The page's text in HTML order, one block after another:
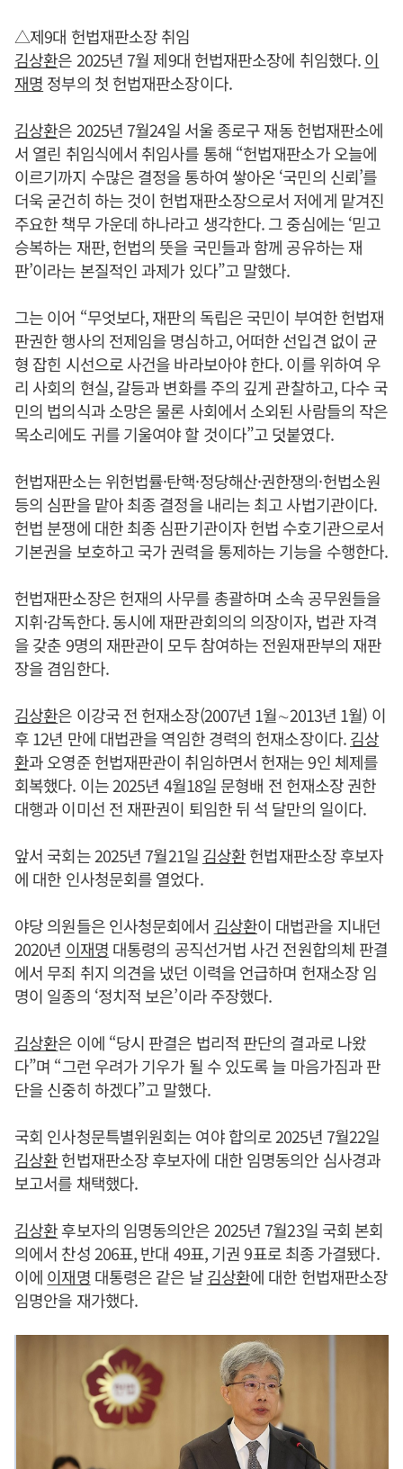
△제9대 헌법재판소장 취임
김상환은 2025년 7월 제9대 헌법재판소장에 취임했다.이
재명 정부의 첫 헌법재판소장이다.
김상환은 2025년 7월24일 서울 종로구 재동 헌법재판소에
서 열린 취임식에서 취임사를 통해 “헌법재판소가 오늘에
이르기까지 수많은 결정을 통하여 쌓아온 ‘국민의 신뢰’를
더욱 굳건히 하는 것이 헌법재판소장으로서 저에게 맡겨진
주요한 책무 가운데 하나라고 생각한다. 그 중심에는 ‘믿고
승복하는 재판, 헌법의 뜻을 국민들과 함께 공유하는 재
판’이라는 본질적인 과제가 있다”고 말했다.
그는 이어 “무엇보다, 재판의 독립은 국민이 부여한 헌법재
판권한 행사의 전제임을 명심하고, 어떠한 선입견 없이 균
형 잡힌 시선으로 사건을 바라보아야 한다. 이를 위하여 우
리 사회의 현실, 갈등과 변화를 주의 깊게 관찰하고, 다수 국
민의 법의식과 소망은 물론 사회에서 소외된 사람들의 작은
목소리에도 귀를 기울여야 할 것이다”고 덧붙였다.
헌법재판소는 위헌법률·탄핵·정당해산·권한쟁의·헌법소원
등의 심판을 맡아 최종 결정을 내리는 최고 사법기관이다.
헌법 분쟁에 대한 최종 심판기관이자 헌법 수호기관으로서
기본권을 보호하고 국가 권력을 통제하는 기능을 수행한다.
헌법재판소장은 헌재의 사무를 총괄하며 소속 공무원들을
지휘·감독한다. 동시에 재판관회의의 의장이자, 법관 자격
을 갖춘 9명의 재판관이 모두 참여하는 전원재판부의 재판
장을 겸임한다.
김상환은 이강국 전 헌재소장(2007년 1월∼2013년 1월) 이
후 12년 만에 대법관을 역임한 경력의 헌재소장이다.김상
환과 오영준 헌법재판관이 취임하면서 헌재는 9인 체제를
회복했다. 이는 2025년 4월18일 문형배 전 헌재소장 권한
대행과 이미선 전 재판권이 퇴임한 뒤 석 달만의 일이다.
앞서 국회는 2025년 7월21일 김상환헌법재판소장 후보자
에 대한 인사청문회를 열었다.
야당 의원들은 인사청문회에서 김상환이 대법관을 지내던
2020년 이재명 대통령의 공직선거법 사건 전원합의체 판결
에서 무죄 취지 의견을 냈던 이력을 언급하며 헌재소장 임
명이 일종의 ‘정치적 보은’이라 주장했다.
김상환은 이에 “당시 판결은 법리적 판단의 결과로 나왔
다”며 “그런 우려가 기우가 될 수 있도록 늘 마음가짐과 판
단을 신중히 하겠다”고 말했다.
국회 인사청문특별위원회는 여야 합의로 2025년 7월22일
김상환헌법재판소장 후보자에 대한 임명동의안 심사경과
보고서를 채택했다.
김상환후보자의 임명동의안은 2025년 7월23일 국회 본회
의에서 찬성 206표, 반대 49표, 기권 9표로 최종 가결됐다.
이에 이재명 대통령은 같은 날김상환에 대한 헌법재판소장
임명안을 재가했다.